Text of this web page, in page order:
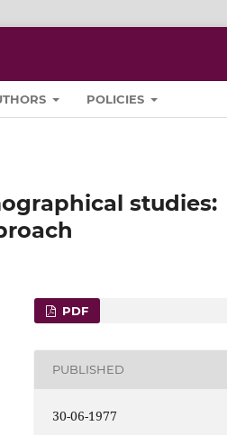
POLICIES
studies:
PDF
PUBLISHED
30-06-1977